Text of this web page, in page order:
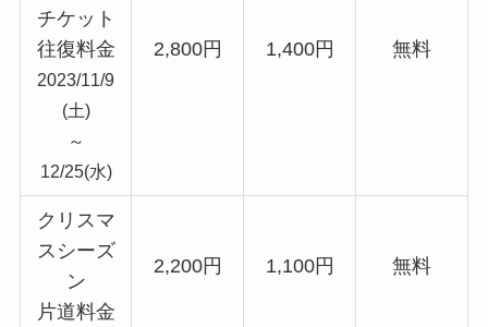
チケット
往復料金
2023/11/9
(土)
～
12/25(水)
2,800円 1,400円 無料
クリスマ
スシーズ
ン
片道料金
2,200円 1,100円 無料